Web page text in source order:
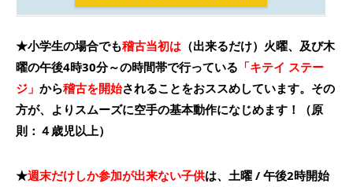
★小学生の場合でも稽古当初は （出来るだけ）火曜、及び木
曜の午後4時30分～の時間帯で行っている 「キテイ ステー
ジ」 から稽古を開始されることをおススめしています。その
方が、よりスムーズに空手の基本動作になじめます！（原
則：４歳児以上）
★週末だけしか参加が出来ない子供は、土曜 / 午後2時開始